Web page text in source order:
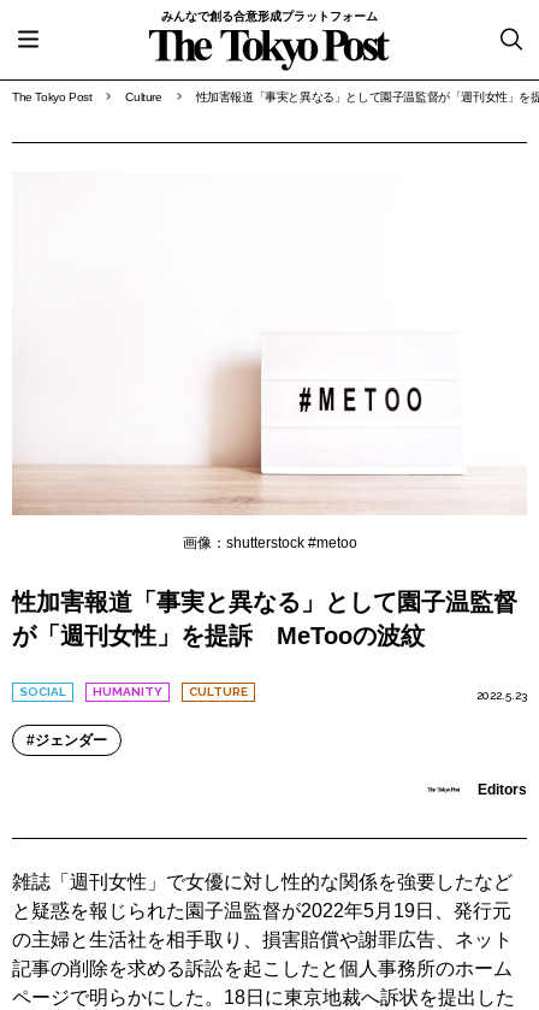
みんなで創る合意形成プラットフォーム
The Tokyo Post Culture 性加害報道「事実と異なる」として園子温監督が「週刊女性」
画像：shutterstock #metoo
性加害報道「事実と異なる」として園子温監督
が「週刊女性」を提訴 MeTooの波紋
SOCIAL HUMANITY CULTURE 2022.5.23
ジェンダー
Editors
雑誌「週刊女性」で女優に対し性的な関係を強要したなど
と疑惑を報じられた園子温監督が2022年5月19日、発行元
の主婦と生活社を相手取り、損害賠償や謝罪広告、ネット
記事の削除を求める訴訟を起こしたと個人事務所のホーム
ページで明らかにした。18日に東京地裁へ訴状を提出した